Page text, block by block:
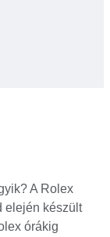
A Rolex
elején készült
órákig